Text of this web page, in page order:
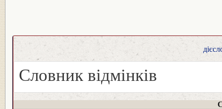
Словник відмінків